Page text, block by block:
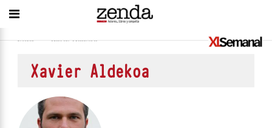
Inicio > Xavier Aldekoa
Xavier Aldekoa